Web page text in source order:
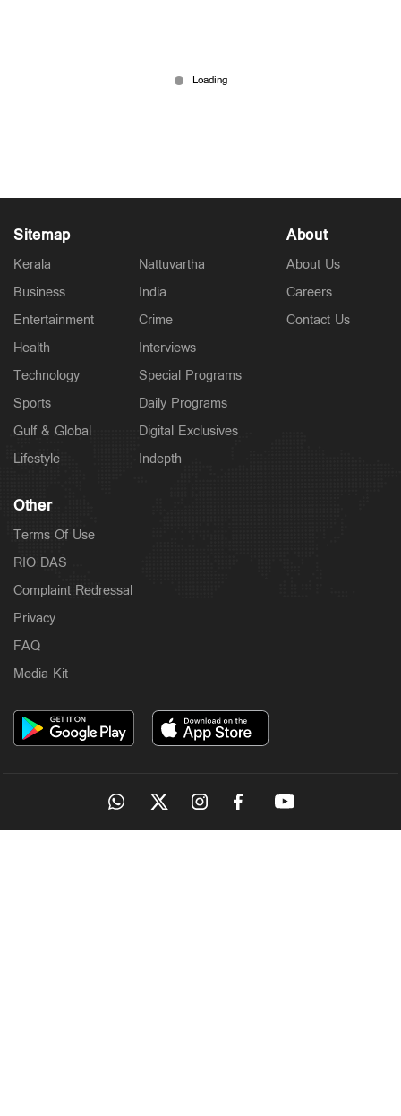
രണ്ടു മന്ത്രിസ്ഥാനം വേണം; കടുത്ത നിലപാടിൽ
Sitemap
Kerala
Business
Entertainment
Health
Technology
Sports
Gulf & Global
Lifestyle
Nattuvartha
India
Crime
Interviews
Special Programs
Daily Programs
Digital Exclusives
Indepth
About
About Us
Careers
Contact Us
Other
Terms Of Use
RIO DAS
Complaint Redressal
Privacy
FAQ
Media Kit